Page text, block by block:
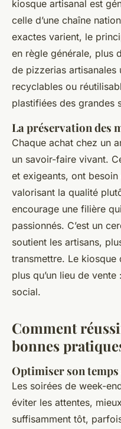
kiosque artisanal est
celle d’une chaîne
exactes varient, le
en règle générale, plus
de pizzerias artisanales
recyclables ou
plastifiées des grandes
La préservation des
Chaque achat chez un
un savoir-faire vivant.
et exigeants, ont
valorisant la qualité
encourage une filière
passionnés. C’est un
soutient les artisans,
transmettre. Le
plus qu’un lieu de
social.
Comment
bonnes
Optimiser son
Les soirées de week-
éviter les attentes,
suffisamment tôt,